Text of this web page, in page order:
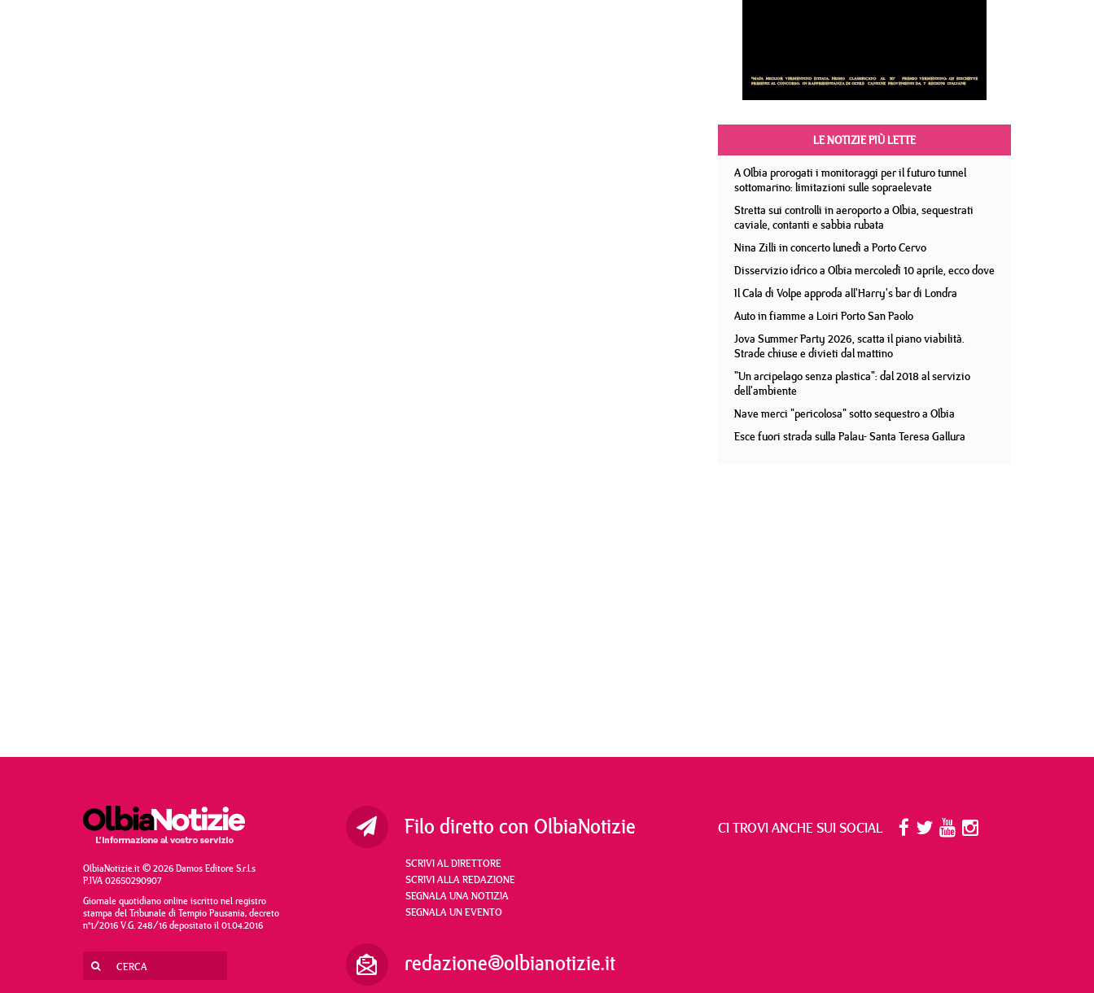
LE NOTIZIE PIÙ LETTE
A Olbia prorogati i monitoraggi per il futuro tunnel
sottomarino: limitazioni sulle sopraelevate
Stretta sui controlli in aeroporto a Olbia, sequestrati
caviale, contanti e sabbia rubata
Nina Zilli in concerto lunedì a Porto Cervo
Disservizio idrico a Olbia mercoledì 10 aprile, ecco dove
Il Cala di Volpe approda all'Harry's bar di Londra
Auto in fiamme a Loiri Porto San Paolo
Jova Summer Party 2026, scatta il piano viabilità.
Strade chiuse e divieti dal mattino
"Un arcipelago senza plastica": dal 2018 al servizio
dell'ambiente
Nave merci "pericolosa" sotto sequestro a Olbia
Esce fuori strada sulla Palau- Santa Teresa Gallura
OlbiaNotizie.it © 2026 Damos Editore S.r.l.s
P.IVA 02650290907
Giornale quotidiano online iscritto nel registro
stampa del Tribunale di Tempio Pausania, decreto
n°1/2016 V.G. 248/16 depositato il 01.04.2016
Filo diretto con OlbiaNotizie
SCRIVI AL DIRETTORE
SCRIVI ALLA REDAZIONE
SEGNALA UNA NOTIZIA
SEGNALA UN EVENTO
redazione@olbianotizie.it
CI TROVI ANCHE SUI SOCIAL